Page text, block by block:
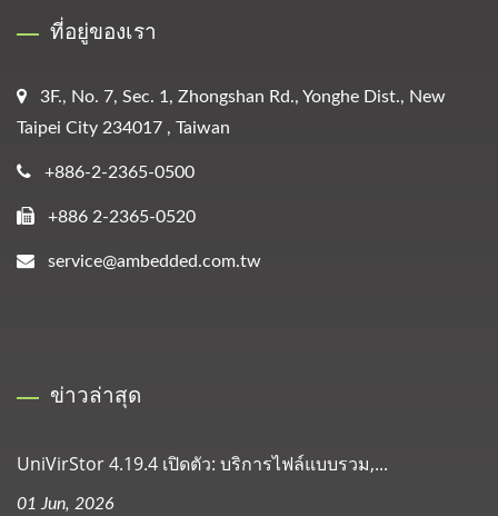
ที่อยู่ของเรา
3F., No. 7, Sec. 1, Zhongshan Rd., Yonghe Dist., New
Taipei City 234017 , Taiwan
+886-2-2365-0500
+886 2-2365-0520
service@ambedded.com.tw
ข่าวล่าสุด
UniVirStor 4.19.4 เปิดตัว: บริการไฟล์แบบรวม,...
01 Jun, 2026